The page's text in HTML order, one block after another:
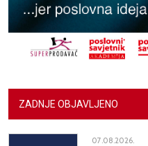
ZADNJE OBJAVLJENO
07.08.2026.